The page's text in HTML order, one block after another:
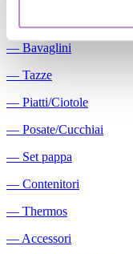
― Bavaglini
― Tazze
― Piatti/Ciotole
― Posate/Cucchiai
― Set pappa
― Contenitori
― Thermos
― Accessori